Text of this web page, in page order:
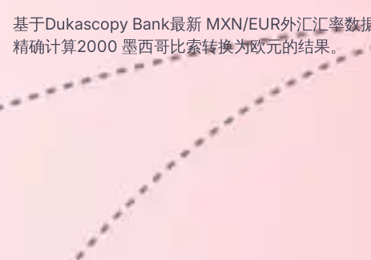
基于Dukascopy Bank最新 MXN/EUR外汇汇率数
精确计算2000 墨西哥比索转换为欧元的结果。